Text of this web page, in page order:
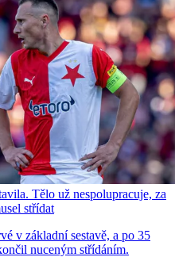
Tělo už nespolupracuje, za
střídat
v základní sestavě, a po 35
nuceným střídáním.